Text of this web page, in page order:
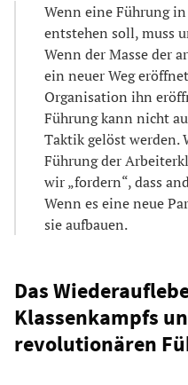
Wenn eine Führung
entstehen soll, muss
Wenn der Masse der
ein neuer Weg
Organisation ihn
Führung kann nicht
Taktik gelöst werden.
Führung der
wir „fordern“, dass
Wenn es eine neue
sie aufbauen.
Das
Klassenkampfs
revolutionären